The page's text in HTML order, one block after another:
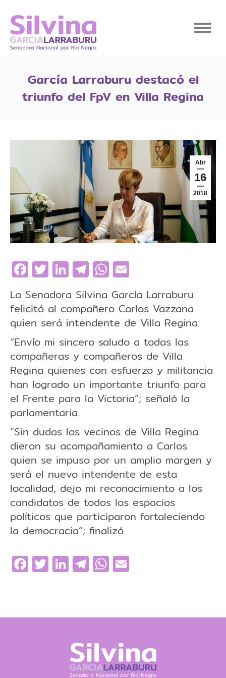
García Larraburu destacó el
triunfo del FpV en Villa Regina
Abr
16
2018
Facebook
Twitter
LinkedIn
Telegram
WhatsApp
La Senadora Silvina García Larraburu
felicitó al compañero Carlos Vazzana
quien será intendente de Villa Regina.
“Envío mi sincero saludo a todas las
compañeras y compañeros de Villa
Regina quienes con esfuerzo y militancia
han logrado un importante triunfo para
el Frente para la Victoria”; señaló la
parlamentaria.
“Sin dudas los vecinos de Villa Regina
dieron su acompañamiento a Carlos
quien se impuso por un amplio margen y
será el nuevo intendente de esta
localidad, dejo mi reconocimiento a los
candidatos de todos los espacios
políticos que participaron fortaleciendo
la democracia”; finalizó.
Facebook
Twitter
LinkedIn
Telegram
WhatsApp